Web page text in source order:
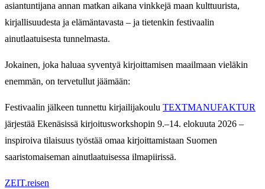
asiantuntijana annan matkan aikana vinkkejä maan kulttuurista,
kirjallisuudesta ja elämäntavasta – ja tietenkin festivaalin
ainutlaatuisesta tunnelmasta.
Jokainen, joka haluaa syventyä kirjoittamisen maailmaan vieläkin
enemmän, on tervetullut jäämään:
Festivaalin jälkeen tunnettu kirjailijakoulu TEXTMANUFAKTUR
järjestää Ekenäsissä kirjoitusworkshopin 9.–14. elokuuta 2026 –
inspiroiva tilaisuus työstää omaa kirjoittamistaan Suomen
saaristomaiseman ainutlaatuisessa ilmapiirissä.
ZEIT.reisen